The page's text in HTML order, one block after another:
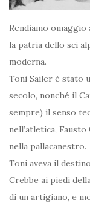
Rendiamo
la patria dello sci
moderna.
Toni Sailer è stato
secolo, nonché il
sempre) il senso
nell’atletica,
nella pallacanestro.
Toni aveva il
Crebbe ai piedi
di un artigiano, e